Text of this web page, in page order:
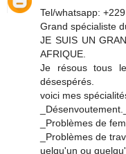
Tel/whatsapp:
Grand spécialiste
JE SUIS UN
AFRIQUE.
Je résous tous
désespérés.
voici mes
_Problèmes de
_Problèmes de
uelqu'un ou